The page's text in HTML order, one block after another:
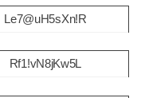
Le7@uH5sXn!R
Rf1!vN8jKw5L